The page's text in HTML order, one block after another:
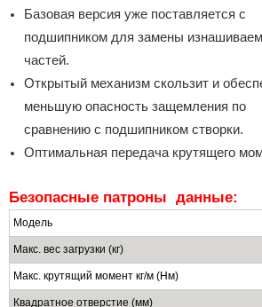
Базовая версия уже поставляется с
подшипником для замены
частей.
Открытый механизм скользит и
меньшую опасность защемления по
сравнению с подшипником створки.
Оптимальная передача крутящего
Безопасные патроны данные:
Модель
Макс. вес загрузки (кг)
Макс. крутящий момент кг/м (Нм)
Квадратное отверстие (мм)